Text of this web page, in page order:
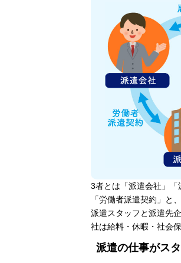
3者とは「派遣会社」
「労働者派遣契約」と
派遣スタッフと派遣先
社は給料・休暇・社会
派遣の仕事がス